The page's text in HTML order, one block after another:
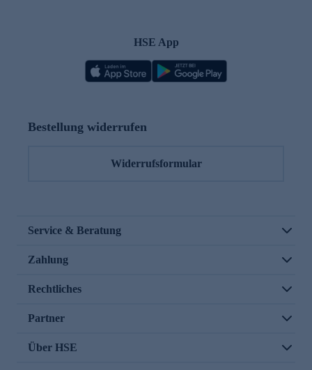
HSE App
Bestellung widerrufen
Widerrufsformular
Service & Beratung
Zahlung
Rechtliches
Partner
Über HSE